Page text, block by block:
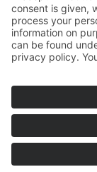
garten
badezimmer
hausbau